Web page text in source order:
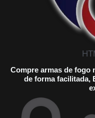
Compre armas de fogo
de forma facilitada,